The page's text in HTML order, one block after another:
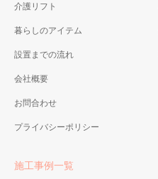
介護リフト
暮らしのアイテム
設置までの流れ
会社概要
お問合わせ
プライバシーポリシー
施工事例一覧